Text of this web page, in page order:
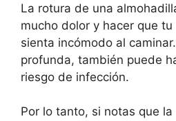
La rotura de una
mucho dolor y hacer que
sienta incómodo al
profunda, también puede
riesgo de infección.
Por lo tanto, si notas que